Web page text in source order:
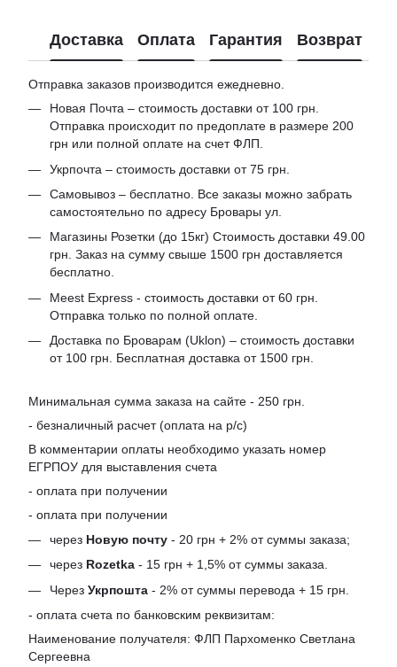
Доставка Оплата Гарантия Возврат
Отправка заказов производится ежедневно.
Новая Почта – стоимость доставки от 100 грн.
Отправка происходит по предоплате в размере 200
грн или полной оплате на счет ФЛП.
Укрпочта – стоимость доставки от 75 грн.
Самовывоз – бесплатно. Все заказы можно забрать
самостоятельно по адресу Бровары ул.
Магазины Розетки (до 15кг) Стоимость доставки 49.00
грн. Заказ на сумму свыше 1500 грн доставляется
бесплатно.
Meest Express - стоимость доставки от 60 грн.
Отправка только по полной оплате.
Доставка по Броварам (Uklon) – стоимость доставки
от 100 грн. Бесплатная доставка от 1500 грн.
Минимальная сумма заказа на сайте - 250 грн.
- безналичный расчет (оплата на р/с)
В комментарии оплаты необходимо указать номер
ЕГРПОУ для выставления счета
- оплата при получении
- оплата при получении
через Новую почту - 20 грн + 2% от суммы заказа;
через Rozetka - 15 грн + 1,5% от суммы заказа.
Через Укрпошта - 2% от суммы перевода + 15 грн.
- оплата счета по банковским реквизитам:
Наименование получателя: ФЛП Пархоменко Светлана
Сергеевна